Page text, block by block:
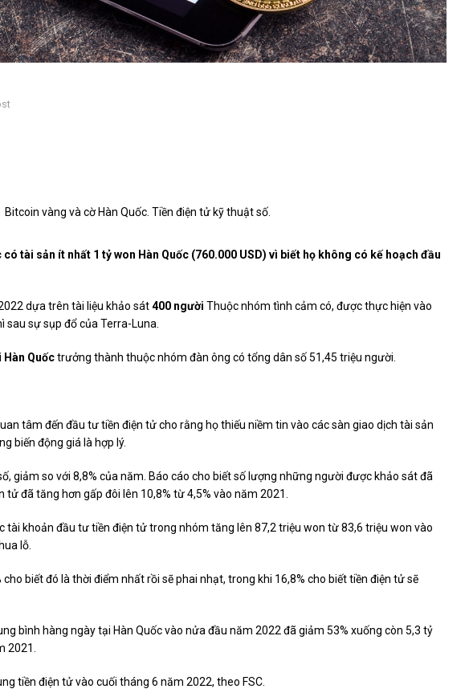
Bitcoin vàng và cờ Hàn Quốc. Tiền điện tử kỹ thuật số.
có tài sản ít nhất 1 tỷ won Hàn Quốc (760.000 USD) vì biết họ không có kế hoạch đầu
dựa trên tài liệu khảo sát400 người Thuộc nhóm tình cảm có, được thực hiện vào
sau sự sụp đổ của Terra-Luna.
Quốctrưởng thành thuộc nhóm đàn ông có tổng dân số 51,45 triệu người.
tâm đến đầu tư tiền điện tử cho rằng họ thiếu niềm tin vào các sàn giao dịch tài sản
biến động giá là hợp lý.
giảm so với 8,8% của năm. Báo cáo cho biết số lượng những người được khảo sát đã
tử đã tăng hơn gấp đôi lên 10,8% từ 4,5% vào năm 2021.
tài khoản đầu tư tiền điện tử trong nhóm tăng lên 87,2 triệu won từ 83,6 triệu won vào
lỗ.
biết đó là thời điểm nhất rồi sẽ phai nhạt, trong khi 16,8% cho biết tiền điện tử sẽ
bình hàng ngày tại Hàn Quốc vào nửa đầu năm 2022 đã giảm 53% xuống còn 5,3 tỷ
2021.
tiền điện tử vào cuối tháng 6 năm 2022, theo FSC.